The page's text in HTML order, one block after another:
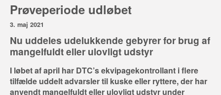
Prøveperiode udløbet
3. maj 2021
Nu uddeles udelukkende gebyrer for brug af
mangelfuldt eller ulovligt udstyr
I løbet af april har DTC’s ekvipagekontrollant i flere
tilfælde uddelt advarsler til kuske eller ryttere, der har
anvendt mangelfuldt eller ulovligt udstyr under